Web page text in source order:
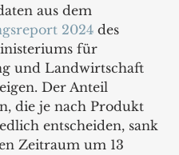
aus dem
2024 des
für
und Landwirtschaft
Der Anteil
die je nach Produkt
entscheiden, sank
Zeitraum um 13